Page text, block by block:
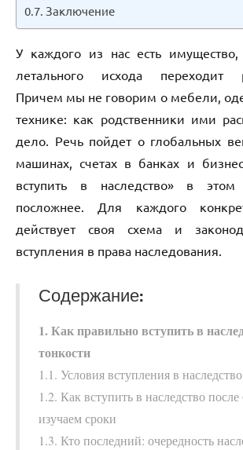
Заключение
У каждого из нас есть имущество,
летального исхода переходит
Причем мы не говорим о мебели,
технике: как родственники ими
дело. Речь пойдет о глобальных
машинах, счетах в банках и
вступить в наследство» в этом
посложнее. Для каждого
действует своя схема и
вступления в права наследования.
Содержание:
1. Как правильно вступить в
тонкости
1.1. Условия вступления в
1.2. Как вступить в наследство
изучаем сроки
1.3. Кто последний: очередность